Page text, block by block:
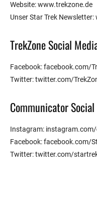
Website: www.trekzone.de
Unser Star Trek
TrekZone Social
Facebook: facebook.com/
Twitter: twitter.com/
Communicator
Instagram:
Facebook: facebook.com/
Twitter: twitter.com/